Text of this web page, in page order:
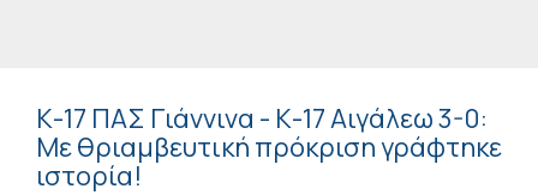
Κ-17 ΠΑΣ Γιάννινα - Κ-17 Αιγάλεω 3-0:
Με θριαμβευτική πρόκριση γράφτηκε
ιστορία!